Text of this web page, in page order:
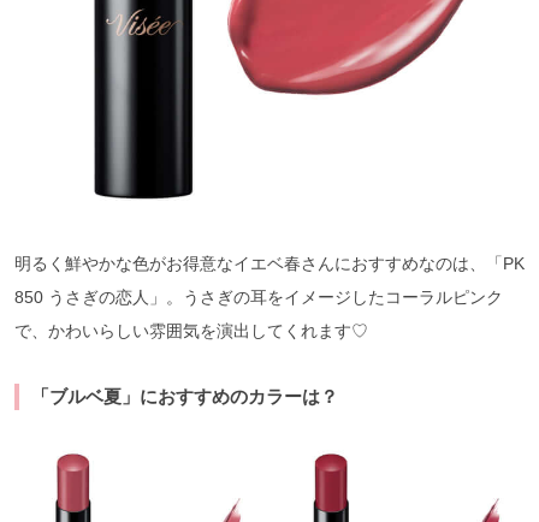
明るく鮮やかな色がお得意なイエベ春さんにおすすめなのは、「PK
850 うさぎの恋人」。うさぎの耳をイメージしたコーラルピンク
で、かわいらしい雰囲気を演出してくれます♡
「ブルベ夏」におすすめのカラーは？